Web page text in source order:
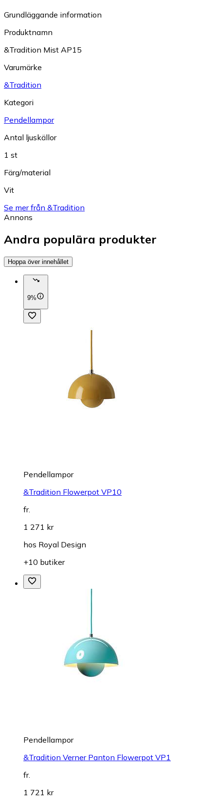
Grundläggande information
Produktnamn
&Tradition Mist AP15
Varumärke
&Tradition
Kategori
Pendellampor
Antal ljuskällor
1 st
Färg/material
Vit
Se mer från &Tradition
Annons
Andra populära produkter
Hoppa över innehållet
9%
Pendellampor
&Tradition Flowerpot VP10
fr.
1 271 kr
hos Royal Design
+10 butiker
Pendellampor
&Tradition Verner Panton Flowerpot VP1
fr.
1 721 kr